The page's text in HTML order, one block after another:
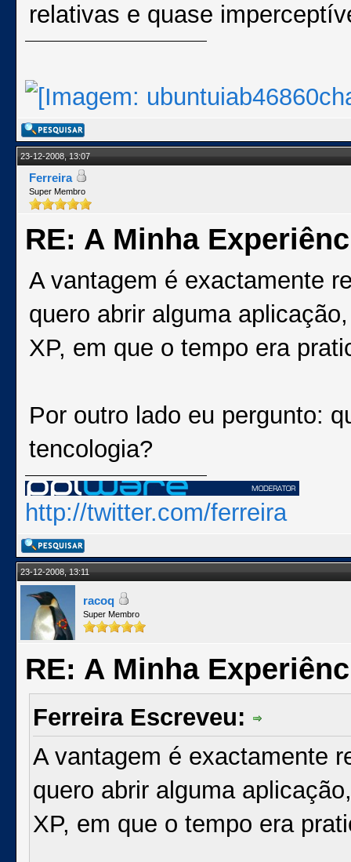
relativas e quase
23-12-2008, 13:07
Ferreira
Super Membro
RE: A Minha
A vantagem é exactamente
quero abrir alguma
XP, em que o tempo era
Por outro lado eu pergunto:
tencologia?
http://twitter.com/ferreira
23-12-2008, 13:11
racoq
Super Membro
RE: A Minha
Ferreira Escreveu:
A vantagem é exactamente
quero abrir alguma
XP, em que o tempo era